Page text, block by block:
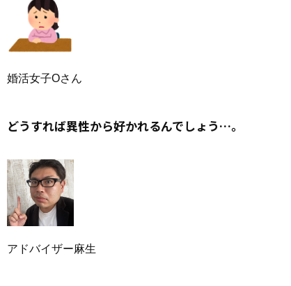
婚活女子Oさん
どうすれば異性から好かれるんでしょう…。
アドバイザー麻生